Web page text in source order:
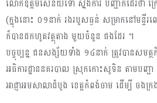
លោកឧត្តមសេនីយ៍ទោ ស្នងការ បញ្ជាក់ដែរថា
(ក្នុងនោះ ០១នាក់ រងរបួសធ្ងន់ សម្រាកនៅមន្ទីរព
ក៏បានដកហូតវត្ថុតាង មួយចំនួន ផងដែរ ។
បច្ចុប្បន្ន ជនសង្ស័យទាំង ១៤នាក់ ត្រូវបានសមត្
អធិការដ្ឋាននគរបាល ស្រុកកោះសូទិន តាមបញ្ជា
អាជ្ញាអមសាលាដំបូង ខេត្តកំពង់ចាម ដើម្បី ច